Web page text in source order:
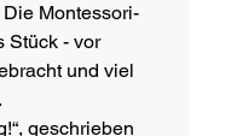
Montessori-
Stück - vor
und viel
geschrieben